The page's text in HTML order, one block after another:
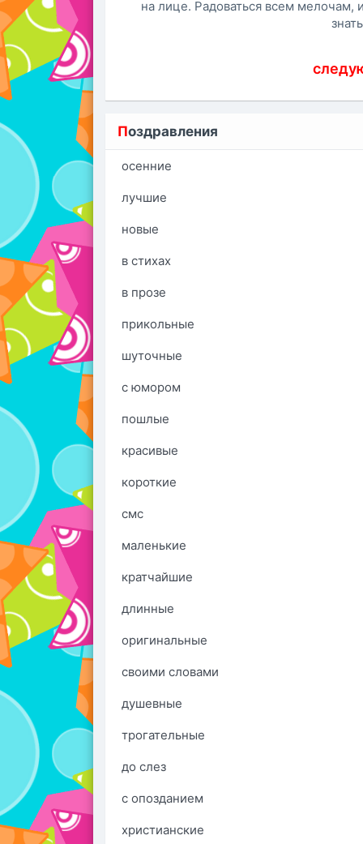
на лице. Радоваться всем мелочам,
Поздравления
осенние
лучшие
новые
в стихах
в прозе
прикольные
шуточные
с юмором
пошлые
красивые
короткие
смс
маленькие
кратчайшие
длинные
оригинальные
своими словами
душевные
трогательные
до слез
с опозданием
христианские